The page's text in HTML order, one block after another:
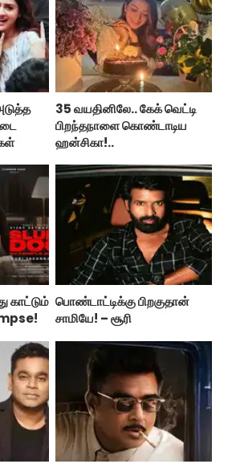
35 வயதினிலே.. கேக் வெட்டி
பிறந்தநாளை கொண்டாடிய
ஹன்சிகா!..
காட்டும் பொண்டாட்டிக்கு பிறகுதான்
சாமியே! – சூரி